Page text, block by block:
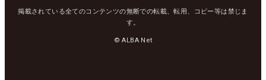
掲載されている全てのコンテンツの無断での転載、転用、コピー等は禁じま
す。
© ALBA Net